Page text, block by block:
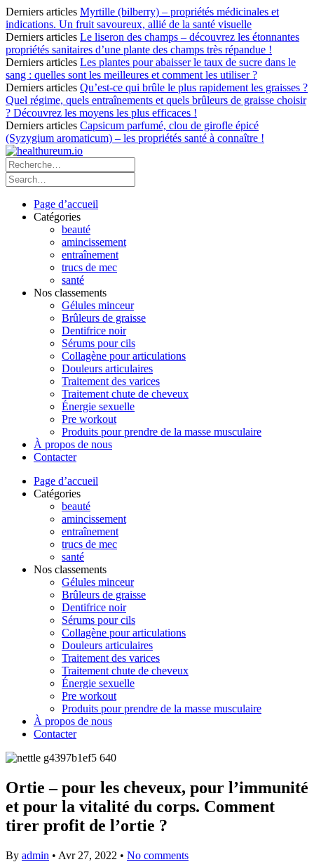
Derniers articles Myrtille (bilberry) – propriétés médicinales et
indications. Un fruit savoureux, allié de la santé visuelle
Derniers articles Le liseron des champs – découvrez les étonnantes
propriétés sanitaires d’une plante des champs très répandue !
Derniers articles Les plantes pour abaisser le taux de sucre dans le
sang : quelles sont les meilleures et comment les utiliser ?
Derniers articles Qu’est-ce qui brûle le plus rapidement les graisses ?
Quel régime, quels entraînements et quels brûleurs de graisse choisir
? Découvrez les moyens les plus efficaces !
Derniers articles Capsicum parfumé, clou de girofle épicé
(Syzygium aromaticum) – les propriétés santé à connaître !
Page d’accueil
Catégories
beauté
amincissement
entraînement
trucs de mec
santé
Nos classements
Gélules minceur
Brûleurs de graisse
Dentifrice noir
Sérums pour cils
Collagène pour articulations
Douleurs articulaires
Traitement des varices
Traitement chute de cheveux
Énergie sexuelle
Pre workout
Produits pour prendre de la masse musculaire
À propos de nous
Contacter
Page d’accueil
Catégories
beauté
amincissement
entraînement
trucs de mec
santé
Nos classements
Gélules minceur
Brûleurs de graisse
Dentifrice noir
Sérums pour cils
Collagène pour articulations
Douleurs articulaires
Traitement des varices
Traitement chute de cheveux
Énergie sexuelle
Pre workout
Produits pour prendre de la masse musculaire
À propos de nous
Contacter
Ortie – pour les cheveux, pour l’immunité
et pour la vitalité du corps. Comment
tirer profit de l’ortie ?
By admin • Avr 27, 2022 • No comments